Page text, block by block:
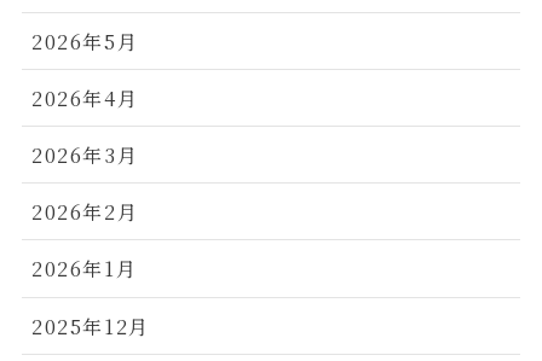
2026年5月
2026年4月
2026年3月
2026年2月
2026年1月
2025年12月